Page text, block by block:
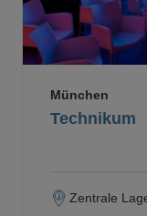
Technikum
München
Zentrale